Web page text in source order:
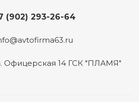
(902) 293-26-64
Офицерская 14 ГСК "ПЛАМЯ"